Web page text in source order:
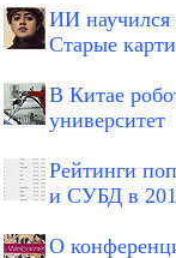
ИИ научился
Старые
В Китае
университет
Рейтинги
и СУБД в
О